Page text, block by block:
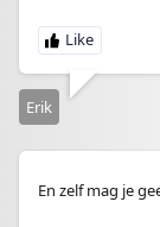
Erik
En zelf mag je